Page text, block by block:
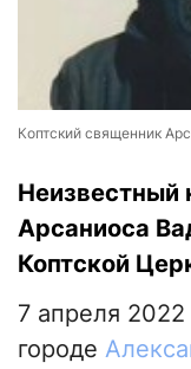
Коптский священник
Неизвестный
Арсаниоса
Коптской
7 апреля 2022
городе